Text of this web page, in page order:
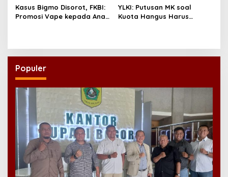
Kasus Bigmo Disorot, FKBI:
Promosi Vape kepada Anak
YLKI: Putusan MK soal
Kuota Hangus Harus
Populer